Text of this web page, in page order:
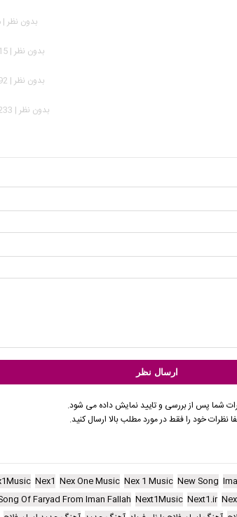
بدون نظر | 986 بازدید
بدون نظر | 3,515 بازدید
بدون نظر | 3,492 بازدید
بدون نظر | 11,233 بازدید
شما پس از بررسی و تایید نمایش داده می شود.
نظرات خود را فقط در مورد مطلب بالا ارسال کنید.
New Song
Nex 1 Music
Nex One Music
Nex1
Next1.ir
Next1Music
Of Faryad From Iman Fallah